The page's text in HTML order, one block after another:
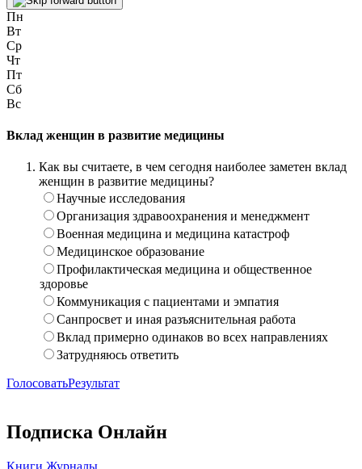
Пн
Вт
Ср
Чт
Пт
Сб
Вс
Вклад женщин в развитие медицины
Как вы считаете, в чем сегодня наиболее заметен вклад
женщин в развитие медицины?
Научные исследования
Организация здравоохранения и менеджмент
Военная медицина и медицина катастроф
Медицинское образование
Профилактическая медицина и общественное
здоровье
Коммуникация с пациентами и эмпатия
Санпросвет и иная разъяснительная работа
Вклад примерно одинаков во всех направлениях
Затрудняюсь ответить
ГолосоватьРезультат
Подписка Онлайн
Книги Журналы